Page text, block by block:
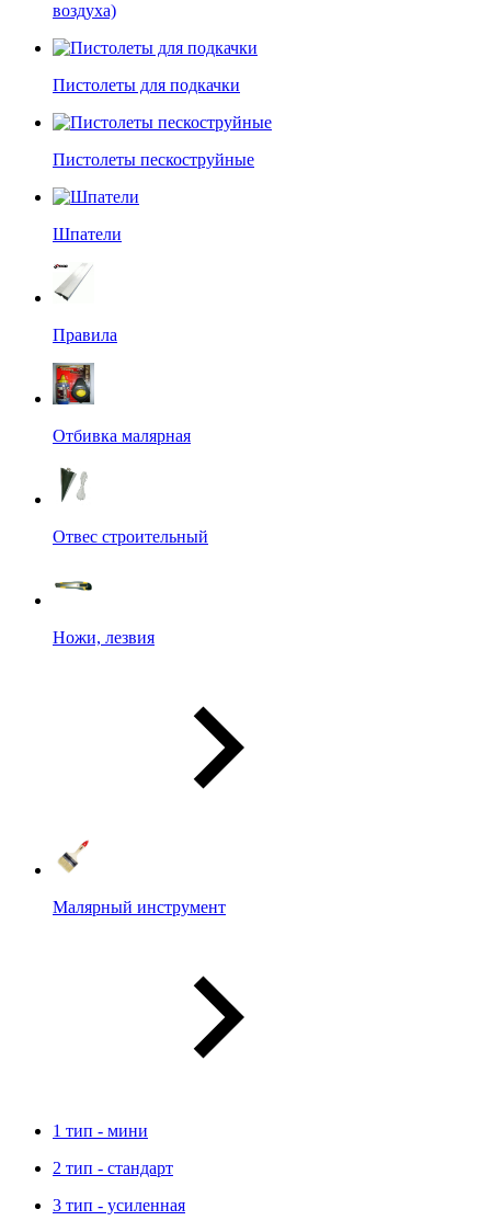
воздуха)
Пистолеты для подкачки
Пистолеты пескоструйные
Шпатели
Правила
Отбивка малярная
Отвес строительный
Ножи, лезвия
Малярный инструмент
1 тип - мини
2 тип - стандарт
3 тип - усиленная